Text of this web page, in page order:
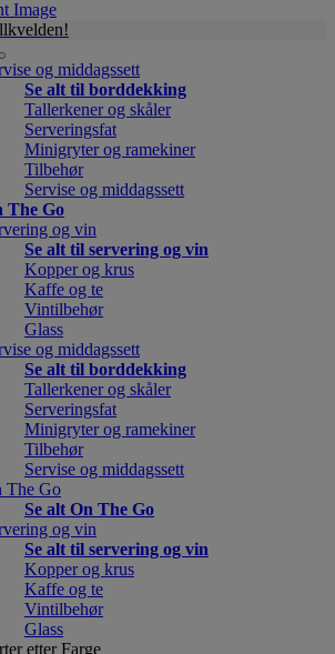
og middagssett
Se alt til borddekking
Tallerkener og skåler
Serveringsfat
Minigryter og ramekiner
Tilbehør
Servise og middagssett
The Go
og vin
Se alt til servering og vin
Kopper og krus
Kaffe og te
Vintilbehør
Glass
og middagssett
Se alt til borddekking
Tallerkener og skåler
Serveringsfat
Minigryter og ramekiner
Tilbehør
Servise og middagssett
The Go
Se alt On The Go
og vin
Se alt til servering og vin
Kopper og krus
Kaffe og te
Vintilbehør
Glass
etter Farge